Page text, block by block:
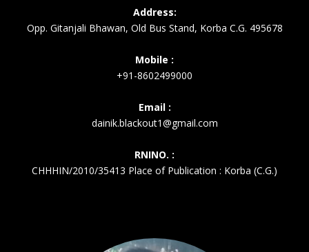
Address:
Opp. Gitanjali Bhawan, Old Bus Stand, Korba C.G. 495678
Mobile :
+91-8602499000
Email :
dainik.blackout1@gmail.com
RNINO. :
CHHHIN/2010/35413 Place of Publication : Korba (C.G.)